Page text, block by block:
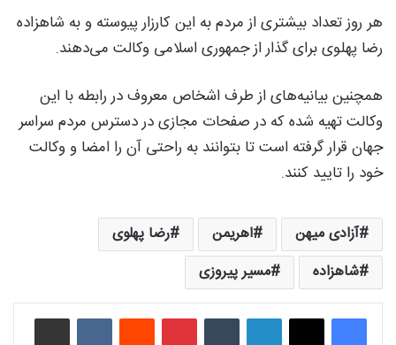
هر روز تعداد بیشتری از مردم به این کارزار پیوسته و به شاهزاده
رضا پهلوی برای گذار از جمهوری اسلامی وکالت می‌دهند.
همچنین بیانیه‌های از طرف اشخاص معروف در رابطه با این
وکالت تهیه شده که در صفحات مجازی در دسترس مردم سراسر
جهان قرار گرفته است تا بتوانند به راحتی آن را امضا و وکالت
خود را تایید کنند.
آزادی میهن اهریمن
رضا پهلوی
شاهزاده
مسیر پیروزی
لینکدین ‫تامبلر ‫پین‌ترست‫رددیت ‫VKontakteاشتراک گذاری از طریق ایمیل